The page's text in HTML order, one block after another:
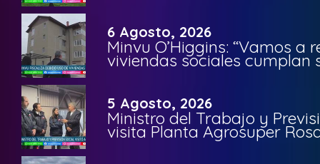
6 Agosto, 2026
Minvu O’Higgins: “Vamos a
viviendas sociales cumplan
5 Agosto, 2026
Ministro del Trabajo y
visita Planta Agrosuper